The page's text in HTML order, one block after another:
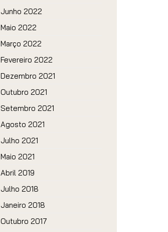
Junho 2022
Maio 2022
Março 2022
Fevereiro 2022
Dezembro 2021
Outubro 2021
Setembro 2021
Agosto 2021
Julho 2021
Maio 2021
Abril 2019
Julho 2018
Janeiro 2018
Outubro 2017